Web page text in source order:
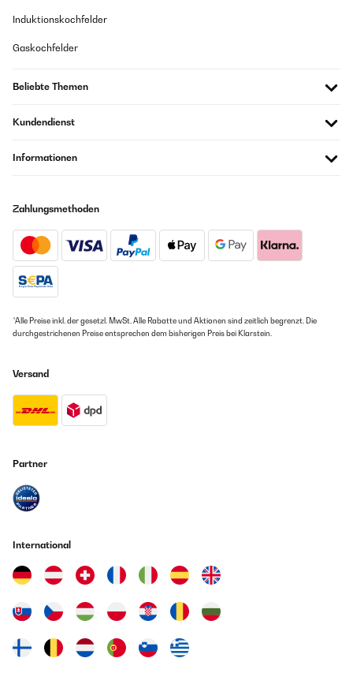
we keep wine and beers in it, so far very pleased.
Übersetzen
Induktionskochfelder
Gaskochfelder
Beliebte Themen
Kundendienst
Informationen
Zahlungsmethoden
*Alle Preise inkl. der gesetzl. MwSt. Alle Rabatte und Aktionen sind zeitlich begrenzt. Die
durchgestrichenen Preise entsprechen dem bisherigen Preis bei Klarstein.
Versand
Partner
International